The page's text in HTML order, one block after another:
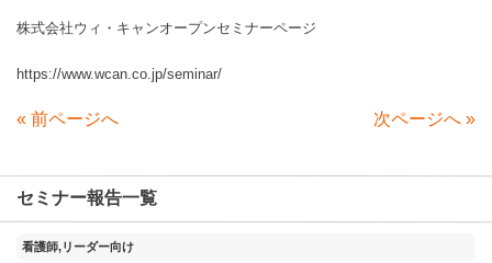
株式会社ウィ・キャンオープンセミナーページ
https://www.wcan.co.jp/seminar/
« 前ページへ 次ページへ »
セミナー報告一覧
2025年11月18日
看護師,リーダー向け